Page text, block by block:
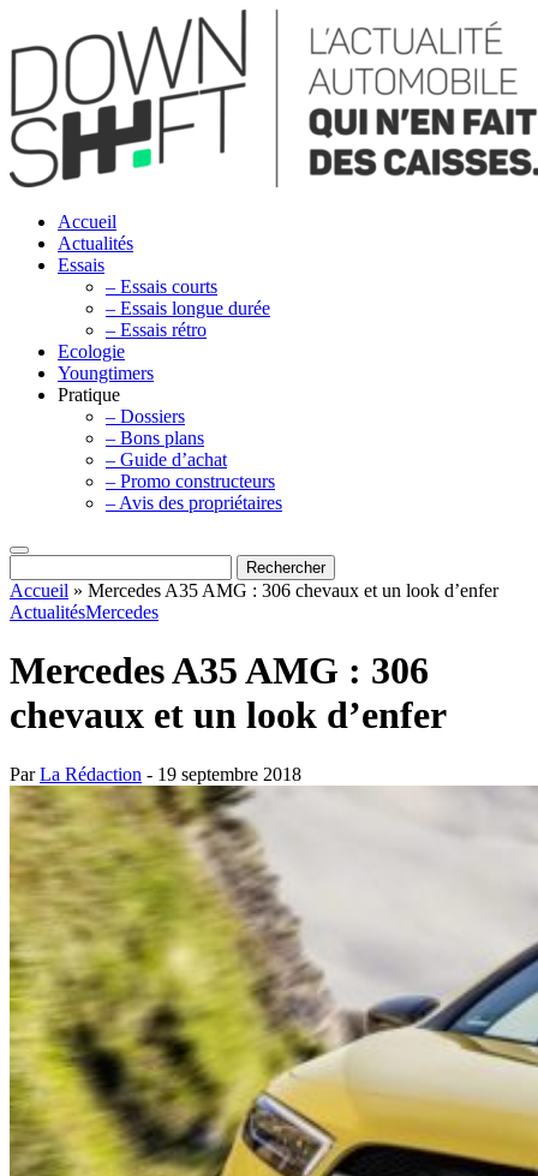
Accueil
Actualités
Essais
– Essais courts
– Essais longue durée
– Essais rétro
Ecologie
Youngtimers
Pratique
– Dossiers
– Bons plans
– Guide d’achat
– Promo constructeurs
– Avis des propriétaires
Accueil » Mercedes A35 AMG : 306 chevaux et un look d’enfer
ActualitésMercedes
Mercedes A35 AMG : 306
chevaux et un look d’enfer
ParLa Rédaction - 19 septembre 2018